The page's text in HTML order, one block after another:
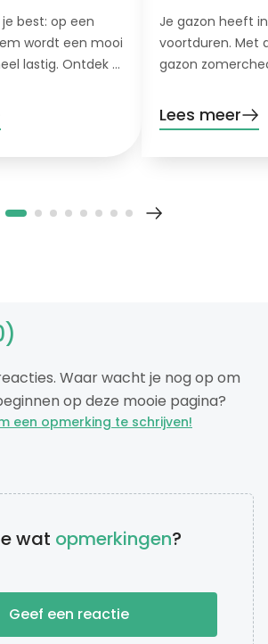
best: op een
wordt een mooi
lastig. Ontdek 5
Je gazon heeft
voortduren. Met
gazon
hete, droge
Lees meer
Waar wacht je nog op om
op deze mooie pagina?
een opmerking te schrijven!
wat opmerkingen?
Geef een reactie